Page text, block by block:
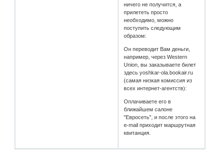
ничего не получится, а
прилететь просто
необходимо, можно
поступить следующим
образом:
Он переводит Вам деньги,
например, через Western
Union, вы заказываете билет
здесь yoshkar-ola.bookair.ru
(самая низкая комиссия из
всех интернет-агентств):
Оплачиваете его в
ближайшем салоне
"Евросеть", и после этого на
e-mail приходит маршрутная
квитанция.